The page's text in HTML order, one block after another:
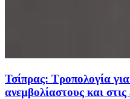
Τσίπρας: Τροπολογία
ανεμβολίαστους και στις